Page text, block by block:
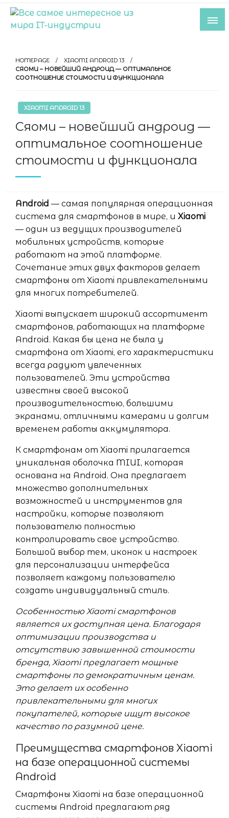
Skip
content
индустрии
HOMEPAGE
XIAOMI ANDROID 13
СЯОМИ – НОВЕЙШИЙ АНДРОИД — ОПТИМАЛЬНОЕ
СООТНОШЕНИЕ СТОИМОСТИ И ФУНКЦИОНАЛА
XIAOMI ANDROID 13
Сяоми – новейший андроид —
оптимальное соотношение
стоимости и функционала
Android — самая популярная операционная
система для смартфонов в мире, и Xiaomi
— один из ведущих производителей
мобильных устройств, которые
работают на этой платформе.
Сочетание этих двух факторов делает
смартфоны от Xiaomi привлекательными
для многих потребителей.
Xiaomi выпускает широкий ассортимент
смартфонов, работающих на платформе
Android. Какая бы цена не была у
смартфона от Xiaomi, его характеристики
всегда радуют увлеченных
пользователей. Эти устройства
известны своей высокой
производительностью, большими
экранами, отличными камерами и долгим
временем работы аккумулятора.
К смартфонам от Xiaomi прилагается
уникальная оболочка MIUI, которая
основана на Android. Она предлагает
множество дополнительных
возможностей и инструментов для
настройки, которые позволяют
пользователю полностью
контролировать свое устройство.
Большой выбор тем, иконок и настроек
для персонализации интерфейса
позволяет каждому пользователю
создать индивидуальный стиль.
Особенностью Xiaomi смартфонов
является их доступная цена. Благодаря
оптимизации производства и
отсутствию завышенной стоимости
бренда, Xiaomi предлагает мощные
смартфоны по демократичным ценам.
Это делает их особенно
привлекательными для многих
покупателей, которые ищут высокое
качество по разумной цене.
Преимущества смартфонов Xiaomi
на базе операционной системы
Android
Смартфоны Xiaomi на базе операционной
системы Android предлагают ряд